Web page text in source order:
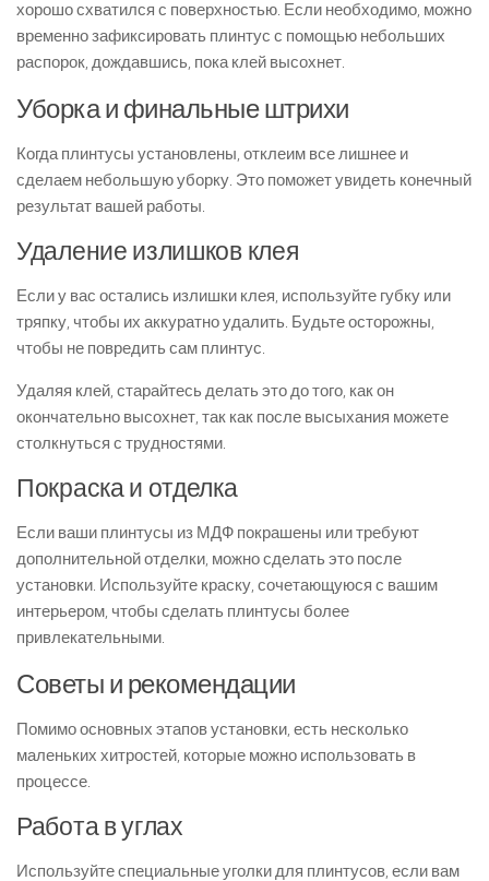
хорошо схватился с поверхностью. Если необходимо, можно
временно зафиксировать плинтус с помощью небольших
распорок, дождавшись, пока клей высохнет.
Уборка и финальные штрихи
Когда плинтусы установлены, отклеим все лишнее и
сделаем небольшую уборку. Это поможет увидеть конечный
результат вашей работы.
Удаление излишков клея
Если у вас остались излишки клея, используйте губку или
тряпку, чтобы их аккуратно удалить. Будьте осторожны,
чтобы не повредить сам плинтус.
Удаляя клей, старайтесь делать это до того, как он
окончательно высохнет, так как после высыхания можете
столкнуться с трудностями.
Покраска и отделка
Если ваши плинтусы из МДФ покрашены или требуют
дополнительной отделки, можно сделать это после
установки. Используйте краску, сочетающуюся с вашим
интерьером, чтобы сделать плинтусы более
привлекательными.
Советы и рекомендации
Помимо основных этапов установки, есть несколько
маленьких хитростей, которые можно использовать в
процессе.
Работа в углах
Используйте специальные уголки для плинтусов, если вам